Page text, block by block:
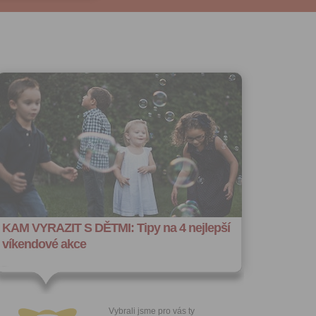
KAM VYRAZIT S DĚTMI: Tipy na 4 nejlepší
víkendové akce
Vybrali jsme pro vás ty
účelem
účtu
na
jejich
po
účtu až do
souhlas
v Praze.